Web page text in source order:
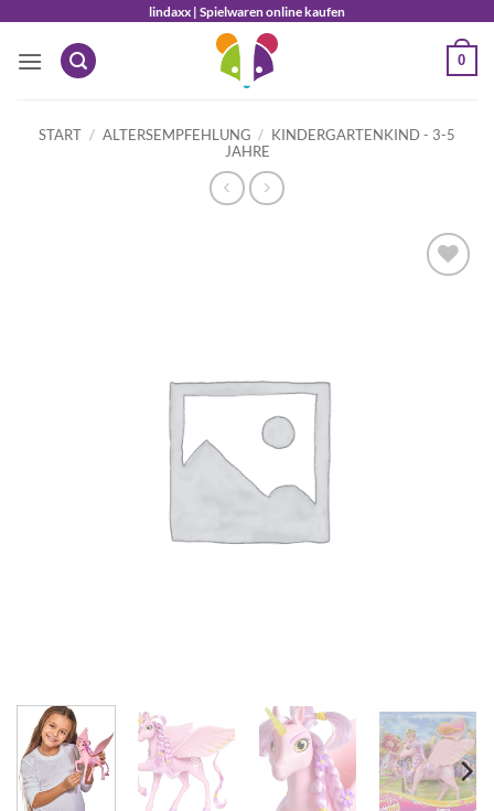
springen
lindaxx | Spielwaren online kaufen
0
START / ALTERSEMPFEHLUNG / KINDERGARTENKIND - 3-5
JAHRE